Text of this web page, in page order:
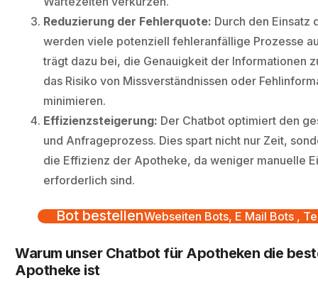
Reduzierung der Fehlerquote: Durch den Einsatz
werden viele potenziell fehleranfällige Prozesse
trägt dazu bei, die Genauigkeit der Informationen
das Risiko von Missverständnissen oder
minimieren.
Effizienzsteigerung: Der Chatbot optimiert den
und Anfrageprozess. Dies spart nicht nur Zeit,
die Effizienz der Apotheke, da weniger manuelle
erforderlich sind.
Bot bestellenWebseiten Bots, E Mail Bots ,
Warum unser Chatbot für Apotheken die
Apotheke ist